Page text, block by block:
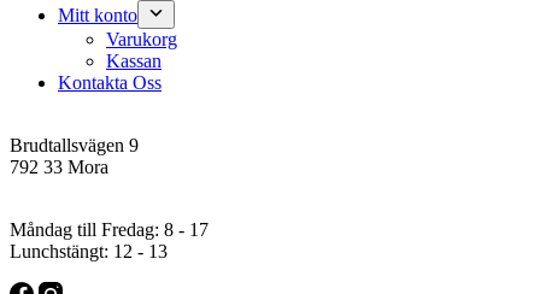
Mitt konto
Varukorg
Kassan
Kontakta Oss
Brudtallsvägen 9
792 33 Mora
Måndag till Fredag: 8 - 17
Lunchstängt: 12 - 13